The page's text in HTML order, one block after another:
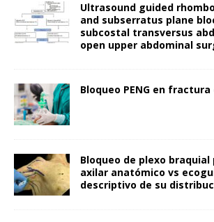
Ultrasound guided
and subserratus plane
subcostal transversus
open upper abdominal
Bloqueo PENG en
Bloqueo de plexo braquial
axilar anatómico vs
descriptivo de su